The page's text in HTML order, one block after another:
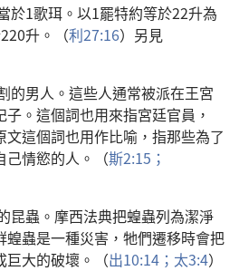
於1歌珥 。 以1罷特約等於22升為
220升 。（利27:16） 另 見
的男人 。 這些人通常被派在王宮
子 。 這個詞也用來指宮廷官員 ，
文這個詞也用作比喻 ， 指那些為了
己情慾的人 。（斯2:15；
昆蟲 。 摩西法典把蝗蟲列為潔淨
蝗蟲是一種災害 ， 牠們遷移時會把
巨大的破壞 。（出10:14； 太3:4）